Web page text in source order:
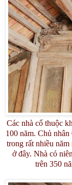
Các nhà cổ thuộc
100 năm. Chủ
trong rất nhiều
ở đây. Nhà có
trên 350